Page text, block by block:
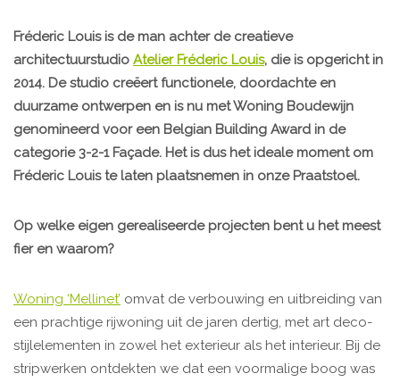
Fréderic Louis is de man achter de creatieve
architectuurstudio Atelier Fréderic Louis, die is opgericht in
2014. De studio creëert functionele, doordachte en
duurzame ontwerpen en is nu met Woning Boudewijn
genomineerd voor een Belgian Building Award in de
categorie 3-2-1 Façade. Het is dus het ideale moment om
Fréderic Louis te laten plaatsnemen in onze Praatstoel.
Op welke eigen gerealiseerde projecten bent u het meest
fier en waarom?
Woning ‘Mellinet’ omvat de verbouwing en uitbreiding van
een prachtige rijwoning uit de jaren dertig, met art deco-
stijlelementen in zowel het exterieur als het interieur. Bij de
stripwerken ontdekten we dat een voormalige boog was